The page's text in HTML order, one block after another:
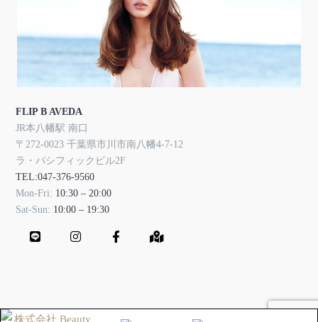
FLIP B AVEDA
JR本八幡駅 南口
〒272-0023 千葉県市川市南八幡4-7-12
ラ・パシフィックビル2F
TEL:047-376-9560
Mon-Fri: 10:30 – 20:00
Sat-Sun: 10:00 – 19:30